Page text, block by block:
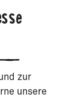
zur
unsere